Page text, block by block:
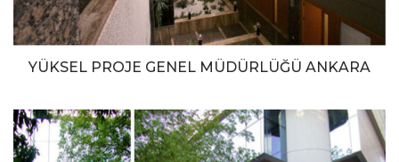
YÜKSEL PROJE GENEL MÜDÜRLÜĞÜ ANKARA